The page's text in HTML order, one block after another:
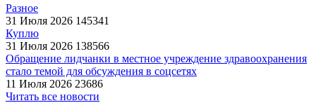
Разное
31 Июля 2026 145341
Куплю
31 Июля 2026 138566
Обращение лидчанки в местное учреждение здравоохранения
стало темой для обсуждения в соцсетях
11 Июля 2026 23686
Читать все новости